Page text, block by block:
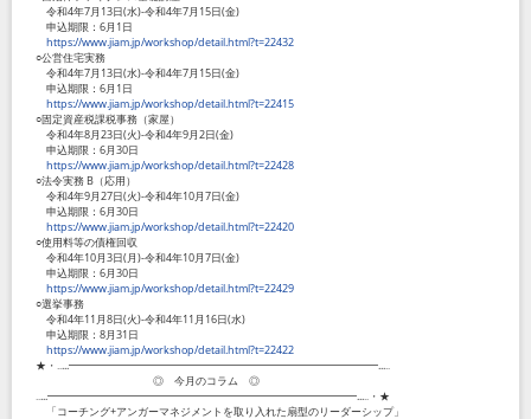
令和4年7月13日(水)-令和4年7月15日(金)
申込期限：6月1日
https://www.jiam.jp/workshop/detail.html?t=22432
○公営住宅実務
令和4年7月13日(水)-令和4年7月15日(金)
申込期限：6月1日
https://www.jiam.jp/workshop/detail.html?t=22415
○固定資産税課税事務（家屋）
令和4年8月23日(火)-令和4年9月2日(金)
申込期限：6月30日
https://www.jiam.jp/workshop/detail.html?t=22428
○法令実務 B（応用）
令和4年9月27日(火)-令和4年10月7日(金)
申込期限：6月30日
https://www.jiam.jp/workshop/detail.html?t=22420
○使用料等の債権回収
令和4年10月3日(月)-令和4年10月7日(金)
申込期限：6月30日
https://www.jiam.jp/workshop/detail.html?t=22429
○選挙事務
令和4年11月8日(火)-令和4年11月16日(水)
申込期限：8月31日
https://www.jiam.jp/workshop/detail.html?t=22422
★・‥...━━━━━━━━━━━━━━━━━━━━━━━━━━━━━...‥
◎ 今月のコラム ◎
‥...━━━━━━━━━━━━━━━━━━━━━━━━━━━━━...‥・★
「コーチング+アンガーマネジメントを取り入れた扇型のリーダーシップ」